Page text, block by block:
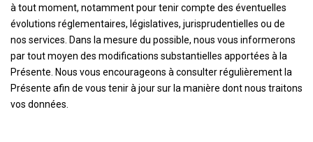
à tout moment, notamment pour tenir compte des éventuelles
évolutions réglementaires, législatives, jurisprudentielles ou de
nos services. Dans la mesure du possible, nous vous informerons
par tout moyen des modifications substantielles apportées à la
Présente. Nous vous encourageons à consulter régulièrement la
Présente afin de vous tenir à jour sur la manière dont nous traitons
vos données.